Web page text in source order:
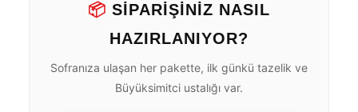
📦 SİPARİŞİNİZ NASIL
HAZIRLANIYOR?
Sofranıza ulaşan her pakette, ilk günkü tazelik ve
Büyüksimitci ustalığı var.